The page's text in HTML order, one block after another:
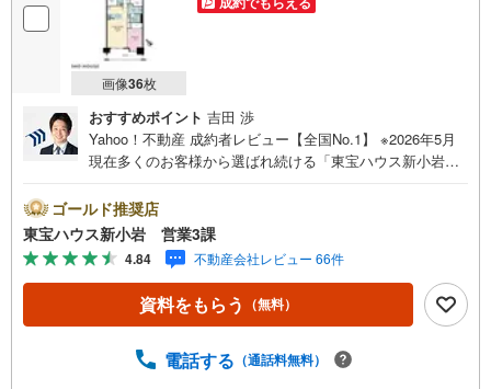
画像36枚
おすすめポイント 吉田 渉
Yahoo！不動産 成約者レビュー【全国No.1】 ※2026年5月
現在多くのお客様から選ばれ続ける「東宝ハウス新小岩」
見学OK■営業時間内（9:00～20:00）はお電話でのご連絡が
スムーズです。ご自宅への送迎・最寄駅でのお待ち合わせ
等、お気軽にご相談ください。 選ばれる3つの「圧倒的メ
リット」 （1）【業界最低水準の提携住宅ローン】「他社
で断られた」「借入がある」方も独自審査で多数承認！優
遇金利と各種手数料0円でお得に。（2）【未来カレンダー
ュレーション。「月々いくらなら安心か」をプロが明確に
ゴールド推奨店
東宝ハウス新小岩 営業3課
4.84 不動産会社レビュー 66件
資料をもらう （無料）
電話する （通話料無料）